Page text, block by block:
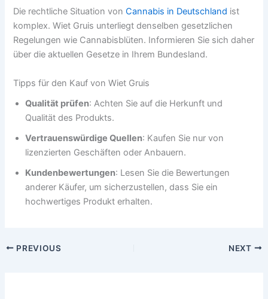
Die rechtliche Situation vonCannabis in Deutschland ist
komplex. Wiet Gruis unterliegt denselben gesetzlichen
Regelungen wie Cannabisblüten. Informieren Sie sich daher
über die aktuellen Gesetze in Ihrem Bundesland.
Tipps für den Kauf von Wiet Gruis
Qualität prüfen: Achten Sie auf die Herkunft und
Qualität des Produkts.
Vertrauenswürdige Quellen: Kaufen Sie nur von
lizenzierten Geschäften oder Anbauern.
Kundenbewertungen: Lesen Sie die Bewertungen
anderer Käufer, um sicherzustellen, dass Sie ein
hochwertiges Produkt erhalten.
PREVIOUS NEXT